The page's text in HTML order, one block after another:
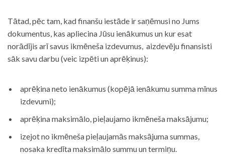
Tātad, pēc tam, kad finanšu iestāde ir saņēmusi no Jums
dokumentus, kas apliecina Jūsu ienākumus un kur esat
norādījis arī savus ikmēneša izdevumus, aizdevēju finansisti
sāk savu darbu (veic izpēti un aprēķinus):
aprēķina neto ienākumus (kopējā ienākumu summa mīnus
izdevumi);
aprēķina maksimālo, pieļaujamo ikmēneša maksājumu;
izejot no ikmēneša pieļaujamās maksājuma summas,
nosaka kredīta maksimālo summu un termiņu.